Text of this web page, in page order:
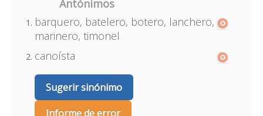
Antónimos
barquero, batelero, botero, lanchero,
marinero, timonel
canoísta
Sugerir sinónimo
Informe de error